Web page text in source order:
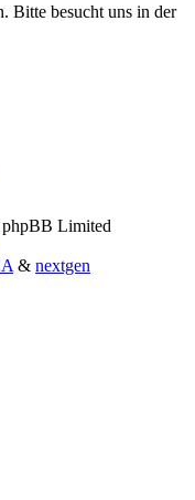
Bitte besucht uns in der
Limited
& nextgen